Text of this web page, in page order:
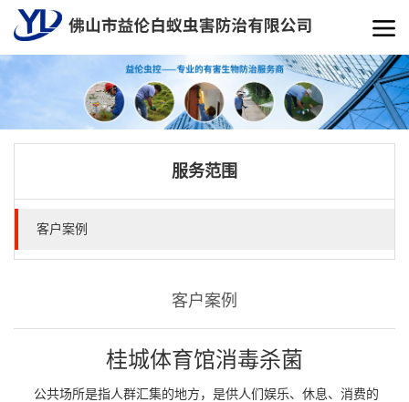
服务范围
客户案例
客户案例
桂城体育馆消毒杀菌
公共场所是指人群汇集的地方，是供人们娱乐、休息、消费的